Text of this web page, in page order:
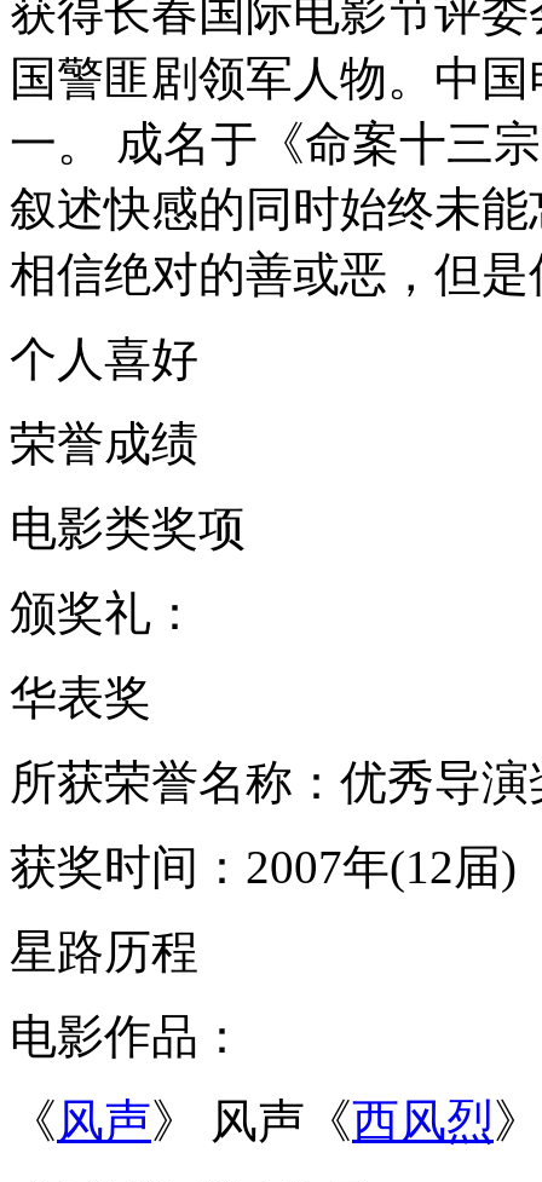
获得长春国际电影节评
国警匪剧领军人物。中
一。 成名于《命案十三
叙述快感的同时始终未
相信绝对的善或恶，但
个人喜好
荣誉成绩
电影类奖项
颁奖礼：
华表奖
所获荣誉名称：优秀导演
获奖时间：2007年(12届)
星路历程
电影作品：
《风声》 风声《西风烈